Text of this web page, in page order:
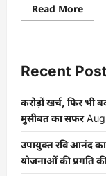
Read MoreRead
more
ने
कुंदा
में
का
किया
Recent
करोड़ों खर्च, फिर भी
मुसीबत का सफर
उपायुक्त रवि आनंद
योजनाओं की प्रगति